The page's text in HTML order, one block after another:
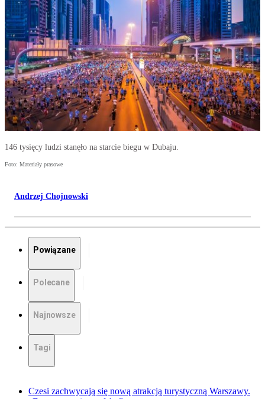
146 tysięcy ludzi stanęło na starcie biegu w Dubaju.
Foto: Materiały prasowe
Andrzej Chojnowski
Powiązane
Polecane
Najnowsze
Tagi
Czesi zachwycają się nową atrakcją turystyczną Warszawy.